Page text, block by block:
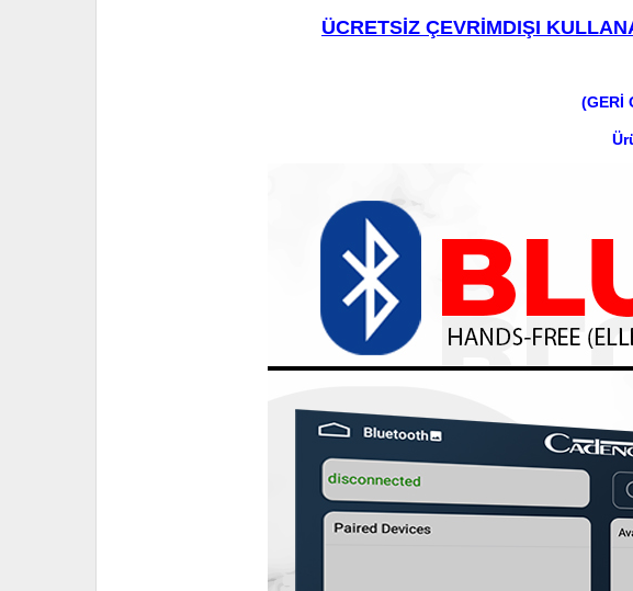
ÜCRETSİZ ÇEVRİMDIŞI
(GERİ